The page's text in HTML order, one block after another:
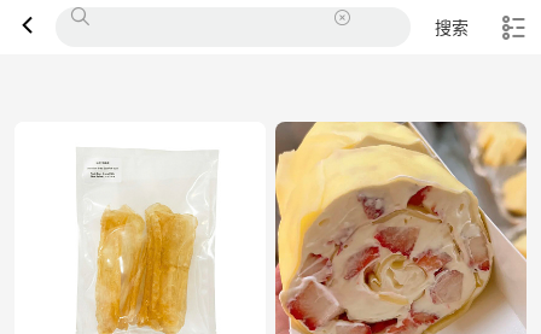
搜索